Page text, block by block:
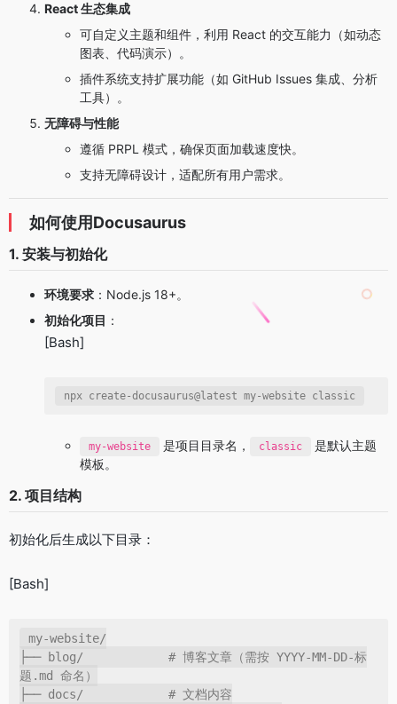
React 生态集成
可自定义主题和组件，利用 React 的交互能力（如动态
图表、代码演示）。
插件系统支持扩展功能（如 GitHub Issues 集成、分析
工具）。
无障碍与性能
遵循 PRPL 模式，确保页面加载速度快。
支持无障碍设计，适配所有用户需求。
如何使用Docusaurus
1. 安装与初始化
环境要求 ：Node.js 18+。
初始化项目 ：
[Bash]
npx create-docusaurus@latest my-website classic
my-website 是项目目录名， classic
是默认主题
模板。
2. 项目结构
初始化后生成以下目录：
[Bash]
my-website/
├── blog/            # 博客文章（需按 YYYY-MM-DD-标
题.md 命名）
├── docs/            # 文档内容